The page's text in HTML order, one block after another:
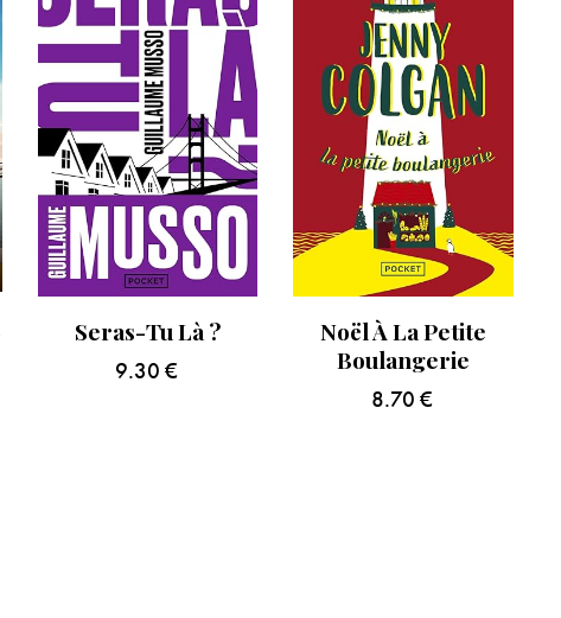
Seras-Tu Là ?
9.30 €
Noël À La Petite
Boulangerie
8.70€